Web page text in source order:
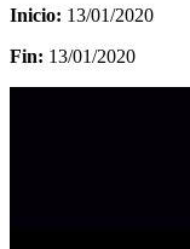
Inicio: 13/01/2020
Fin: 13/01/2020